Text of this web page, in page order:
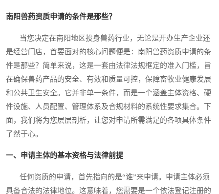
南阳兽药资质申请的条件是那些？
当您决定在南阳地区投身兽药行业，无论是开办生产企业还
是经营门店，首要面对的核心问题便是：南阳兽药资质申请的条
件是那些？简单来说，这是一套由法律法规框定的准入门槛，旨
在确保兽药产品的安全、有效和质量可控，保障畜牧业健康发展
和公共卫生安全。它并非单一条件，而是一个涵盖主体资格、硬
件设施、人员配置、管理体系及合规材料的系统性要求集合。下
面，我们将为您层层剖析，让您对申请所需满足的各项具体条件
了然于心。
一、申请主体的基本资格与法律前提
任何资质的申请，首先指向的是“谁”来申请。申请主体必须
具备合法的法律地位。这意味着，您需要是一个依法登记注册的